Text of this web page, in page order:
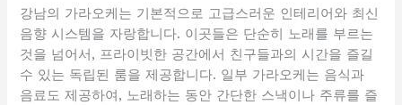
강남의 가라오케는 기본적으로 고급스러운 인테리어와 최신
음향 시스템을 자랑합니다. 이곳들은 단순히 노래를 부르는
것을 넘어서, 프라이빗한 공간에서 친구들과의 시간을 즐길
수 있는 독립된 룸을 제공합니다. 일부 가라오케는 음식과
음료도 제공하여, 노래하는 동안 간단한 스낵이나 주류를 즐